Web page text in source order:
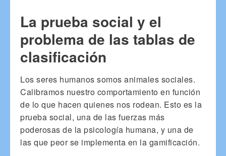
La prueba social y el
problema de las tablas de
clasificación
Los seres humanos somos animales sociales.
Calibramos nuestro comportamiento en función
de lo que hacen quienes nos rodean. Esto es la
prueba social, una de las fuerzas más
poderosas de la psicología humana, y una de
las que peor se implementa en la gamificación.